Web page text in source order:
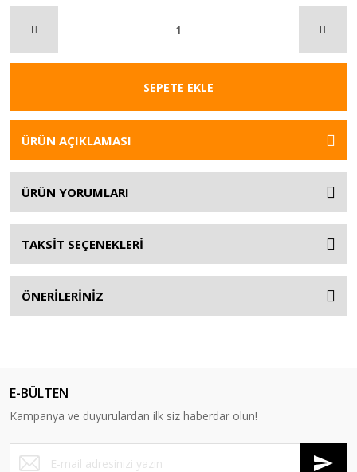
SEPETE EKLE
ÜRÜN AÇIKLAMASI
ÜRÜN YORUMLARI
TAKSİT SEÇENEKLERİ
ÖNERİLERİNİZ
E-BÜLTEN
Kampanya ve duyurulardan ilk siz haberdar olun!